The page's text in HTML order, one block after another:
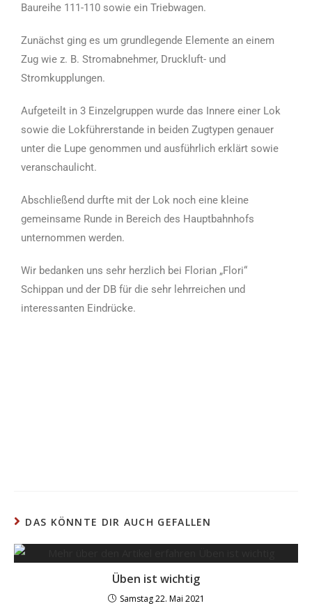
Baureihe 111-110 sowie ein Triebwagen.
Zunächst ging es um grundlegende Elemente an einem
Zug wie z. B. Stromabnehmer, Druckluft- und
Stromkupplungen.
Aufgeteilt in 3 Einzelgruppen wurde das Innere einer Lok
sowie die Lokführerstande in beiden Zugtypen genauer
unter die Lupe genommen und ausführlich erklärt sowie
veranschaulicht.
Abschließend durfte mit der Lok noch eine kleine
gemeinsame Runde in Bereich des Hauptbahnhofs
unternommen werden.
Wir bedanken uns sehr herzlich bei Florian „Flori“
Schippan und der DB für die sehr lehrreichen und
interessanten Eindrücke.
DAS KÖNNTE DIR AUCH GEFALLEN
Üben ist wichtig
Samstag 22. Mai 2021